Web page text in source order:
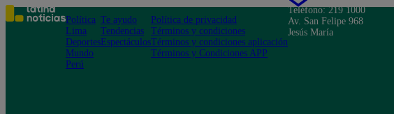
Política
Lima
Deportes
Mundo
Perú
Te ayudo
Tendencias
Espectáculos
Política de privacidad
Términos y condiciones
Términos y condiciones aplicación
Términos y Condiciones APP
Teléfono: 219 1000
Av. San Felipe 968
Jesús María